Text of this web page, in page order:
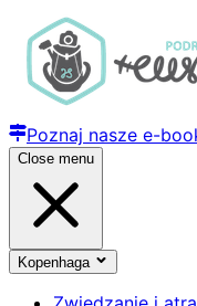
Poznaj nasze e-
Close menu
Kopenhaga